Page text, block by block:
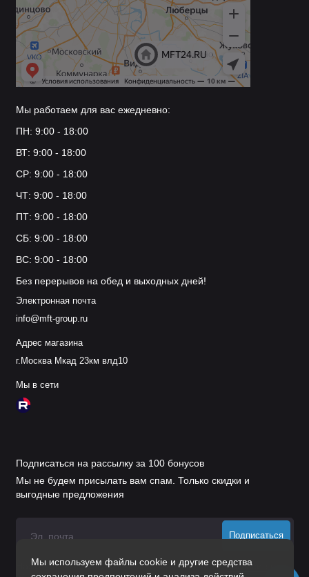
Мы используем файлы cookie и другие средства
Мы работаем для вас ежедневно:
ПН: 9:00 - 18:00
ВТ: 9:00 - 18:00
СР: 9:00 - 18:00
ЧТ: 9:00 - 18:00
ПТ: 9:00 - 18:00
СБ: 9:00 - 18:00
ВС: 9:00 - 18:00
Без перерывов на обед и выходных дней!
Электронная почта
info@mft-group.ru
Адрес магазина
г.Москва Мкад 23км влд10
Мы в сети
Подписаться на рассылку за 100 бонусов
Мы не будем присылать вам спам. Только скидки и
выгодные предложения
Подписаться
Нажимая на кнопку «Подписаться», Вы даетесогласие на